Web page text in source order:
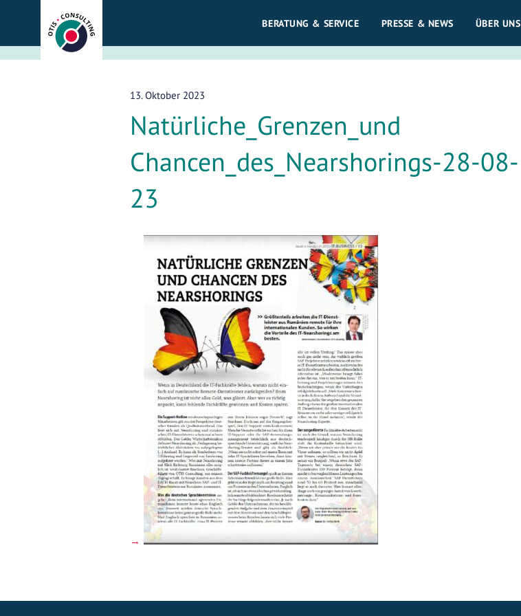
springen
BERATUNG & SERVICE PRESSE & NEWS ÜBER UNS
13. Oktober 2023
Natürliche_Grenzen_und
Chancen_des_Nearshorings-28-08-
23
Beitragsnavigation